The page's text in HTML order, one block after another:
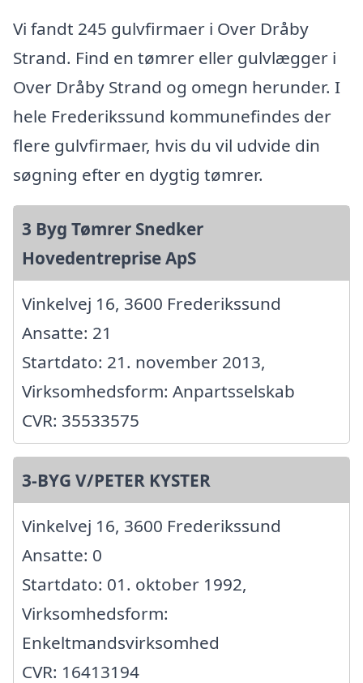
Vi fandt 245 gulvfirmaer i Over Dråby
Strand. Find en tømrer eller gulvlægger i
Over Dråby Strand og omegn herunder. I
hele Frederikssund kommunefindes der
flere gulvfirmaer, hvis du vil udvide din
søgning efter en dygtig tømrer.
3 Byg Tømrer Snedker
Hovedentreprise ApS
Vinkelvej 16, 3600 Frederikssund
Ansatte: 21
Startdato: 21. november 2013,
Virksomhedsform: Anpartsselskab
CVR: 35533575
3-BYG V/PETER KYSTER
Vinkelvej 16, 3600 Frederikssund
Ansatte: 0
Startdato: 01. oktober 1992,
Virksomhedsform:
Enkeltmandsvirksomhed
CVR: 16413194